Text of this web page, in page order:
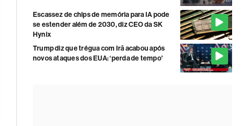
Escassez de chips de memória para IA pode
se estender além de 2030, diz CEO da SK
Hynix
Trump diz que trégua com Irã acabou após
novos ataques dos EUA: ‘perda de tempo'